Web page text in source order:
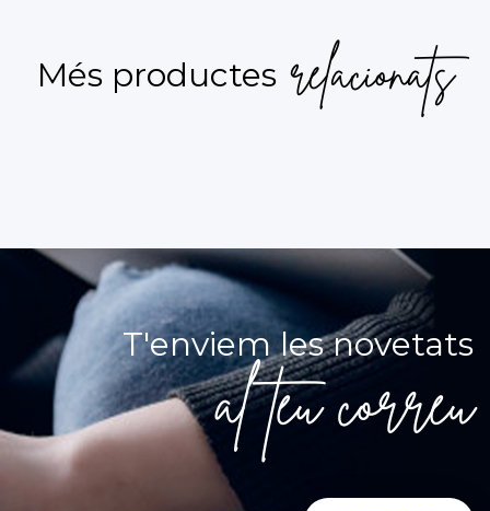
Més productes relacionats
T'enviem les novetats
al teu correu